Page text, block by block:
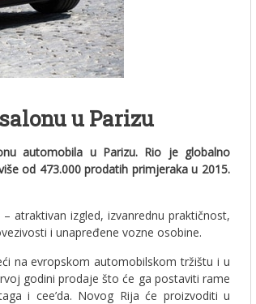
u Parizu
automobila u Parizu. Rio je globalno
od 473.000 prodatih primjeraka u 2015.
atraktivan izgled, izvanrednu praktičnost,
i unapređene vozne osobine.
na evropskom automobilskom tržištu i u
godini prodaje što će ga postaviti rame
i cee’da. Novog Rija će proizvoditi u